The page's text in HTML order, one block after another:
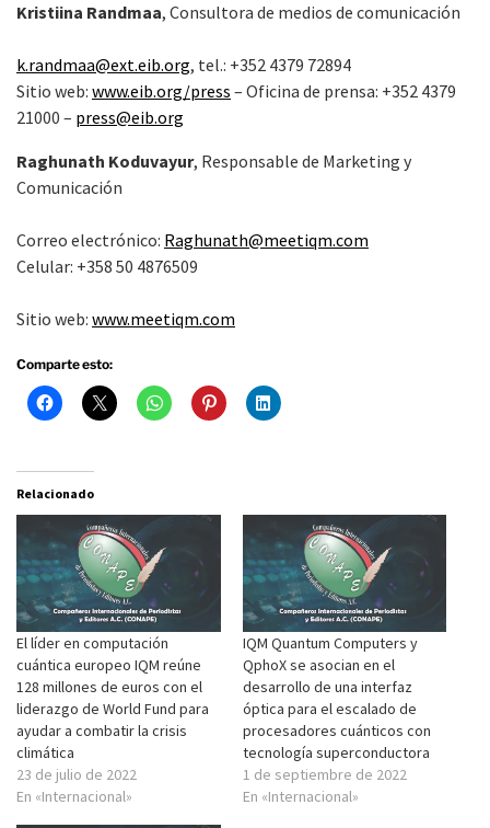
Kristiina Randmaa, Consultora de medios de comunicación
k.randmaa@ext.eib.org, tel.: +352 4379 72894
Sitio web: www.eib.org/press – Oficina de prensa: +352 4379
21000 – press@eib.org
Raghunath Koduvayur, Responsable de Marketing y
Comunicación
Correo electrónico: Raghunath@meetiqm.com
Celular: +358 50 4876509
Sitio web: www.meetiqm.com
Comparte esto:
Relacionado
El líder en computación
cuántica europeo IQM reúne
128 millones de euros con el
liderazgo de World Fund para
ayudar a combatir la crisis
climática
23 de julio de 2022
En «Internacional»
IQM Quantum Computers y
QphoX se asocian en el
desarrollo de una interfaz
óptica para el escalado de
procesadores cuánticos con
tecnología superconductora
1 de septiembre de 2022
En «Internacional»